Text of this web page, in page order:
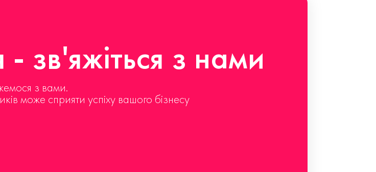
зв'яжіться з нами
з вами.
може сприяти успіху вашого бізнесу